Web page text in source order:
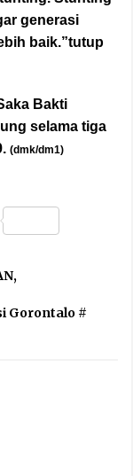
generasi
baik.”tutup
Bakti
selama tiga
(dmk/dm1)
Share
,
Gorontalo #